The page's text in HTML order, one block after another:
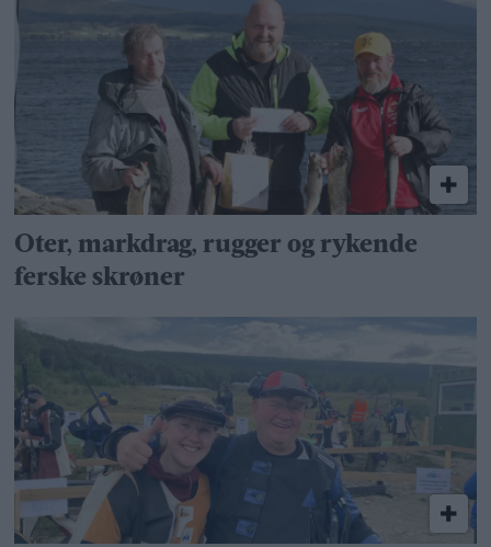
Oter, markdrag, rugger og rykende
ferske skrøner